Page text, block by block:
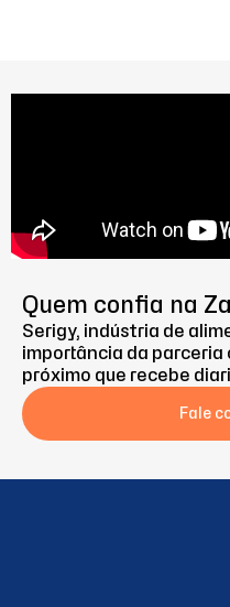
Quem confia na
Serigy, indústria de
importância da parceria
próximo que recebe
Fale